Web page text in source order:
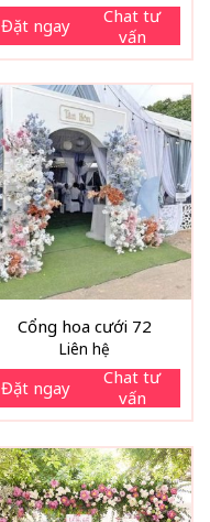
Đặt ngay
Chat tư
vấn
Cổng hoa cưới 72
Liên hệ
Đặt ngay
Chat tư
vấn